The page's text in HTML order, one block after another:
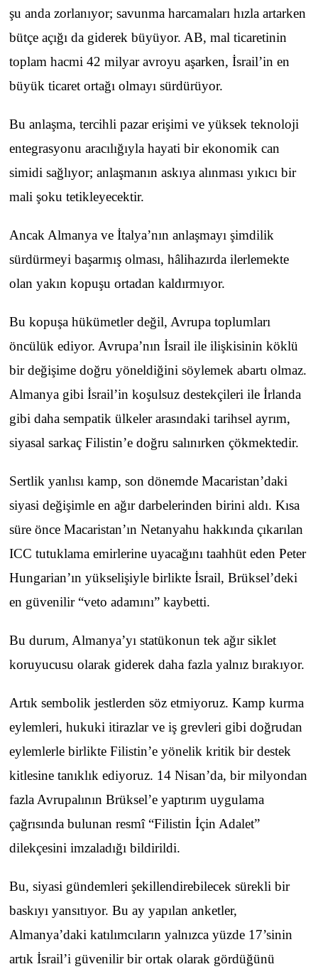
şu anda zorlanıyor; savunma harcamaları hızla artarken
bütçe açığı da giderek büyüyor. AB, mal ticaretinin
toplam hacmi 42 milyar avroyu aşarken, İsrail’in en
büyük ticaret ortağı olmayı sürdürüyor.
Bu anlaşma, tercihli pazar erişimi ve yüksek teknoloji
entegrasyonu aracılığıyla hayati bir ekonomik can
simidi sağlıyor; anlaşmanın askıya alınması yıkıcı bir
mali şoku tetikleyecektir.
Ancak Almanya ve İtalya’nın anlaşmayı şimdilik
sürdürmeyi başarmış olması, hâlihazırda ilerlemekte
olan yakın kopuşu ortadan kaldırmıyor.
Bu kopuşa hükümetler değil, Avrupa toplumları
öncülük ediyor. Avrupa’nın İsrail ile ilişkisinin köklü
bir değişime doğru yöneldiğini söylemek abartı olmaz.
Almanya gibi İsrail’in koşulsuz destekçileri ile İrlanda
gibi daha sempatik ülkeler arasındaki tarihsel ayrım,
siyasal sarkaç Filistin’e doğru salınırken çökmektedir.
Sertlik yanlısı kamp, son dönemde Macaristan’daki
siyasi değişimle en ağır darbelerinden birini aldı. Kısa
süre önce Macaristan’ın Netanyahu hakkında çıkarılan
ICC tutuklama emirlerine uyacağını taahhüt eden Peter
Hungarian’ın yükselişiyle birlikte İsrail, Brüksel’deki
en güvenilir “veto adamını” kaybetti.
Bu durum, Almanya’yı statükonun tek ağır siklet
koruyucusu olarak giderek daha fazla yalnız bırakıyor.
Artık sembolik jestlerden söz etmiyoruz. Kamp kurma
eylemleri, hukuki itirazlar ve iş grevleri gibi doğrudan
eylemlerle birlikte Filistin’e yönelik kritik bir destek
kitlesine tanıklık ediyoruz. 14 Nisan’da, bir milyondan
fazla Avrupalının Brüksel’e yaptırım uygulama
çağrısında bulunan resmî “Filistin İçin Adalet”
dilekçesini imzaladığı bildirildi.
Bu, siyasi gündemleri şekillendirebilecek sürekli bir
baskıyı yansıtıyor. Bu ay yapılan anketler,
Almanya’daki katılımcıların yalnızca yüzde 17’sinin
artık İsrail’i güvenilir bir ortak olarak gördüğünü